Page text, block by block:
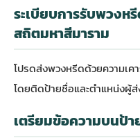
ระเบียบการรับพวง
สถิตมหาสีมาราม
โปรดส่งพวงหรีดด้วยความเค
โดยติดป้ายชื่อและตำแหน่งผู้ส่
เตรียมข้อความบนป้